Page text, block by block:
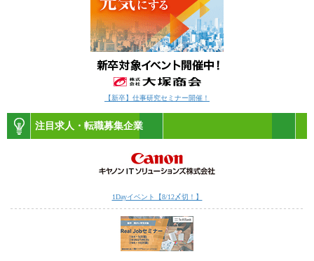
【新卒】仕事研究セミナー開催！
注目求人・転職募集企業
1Dayイベント【8/12〆切！】